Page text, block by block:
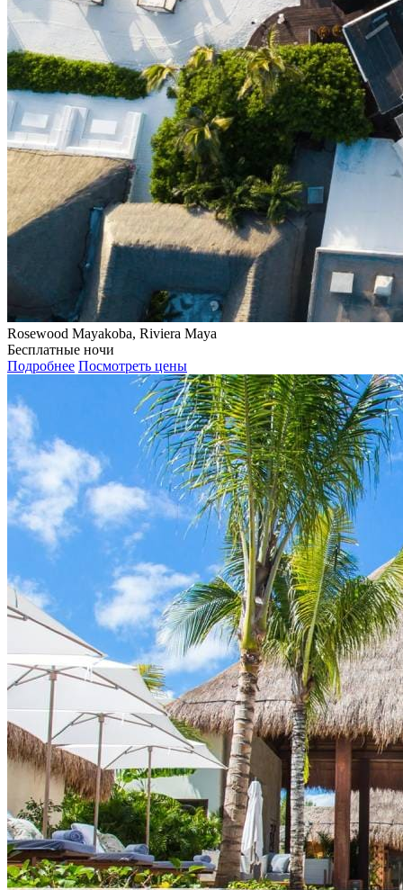
Rosewood Mayakoba, Riviera Maya
Бесплатные ночи
Подробнее Посмотреть цены